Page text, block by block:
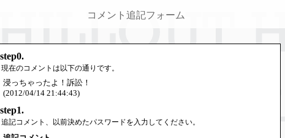
コメント追記フォーム
step0.
現在のコメントは以下の通りです。
浸っちゃったよ！訴訟！
(2012/04/14 21:44:43)
step1.
追記コメント、以前決めたパスワードを入力してください。